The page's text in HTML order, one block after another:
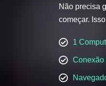
Não precisa
começar.
1
Conexão